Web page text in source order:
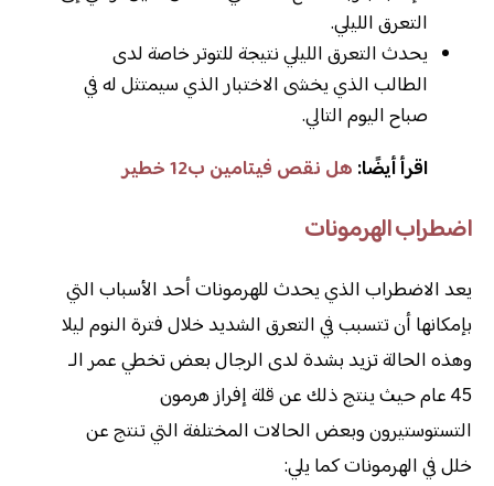
التعرق الليلي.
يحدث التعرق الليلي نتيجة للتوتر خاصة لدى
الطالب الذي يخشى الاختبار الذي سيمتثل له في
صباح اليوم التالي.
اقرأ أيضًا: هل نقص فيتامين ب12 خطير
اضطراب الهرمونات
يعد الاضطراب الذي يحدث للهرمونات أحد الأسباب التي
بإمكانها أن تتسبب في التعرق الشديد خلال فترة النوم ليلا
وهذه الحالة تزيد بشدة لدى الرجال بعض تخطي عمر الـ
45 عام حيث ينتج ذلك عن قلة إفراز هرمون
التستوستيرون وبعض الحالات المختلفة التي تنتج عن
خلل في الهرمونات كما يلي: